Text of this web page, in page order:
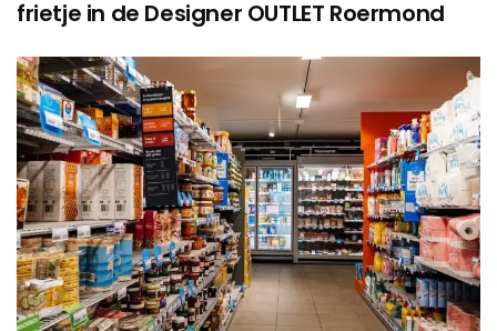
frietje in de Designer OUTLET Roermond